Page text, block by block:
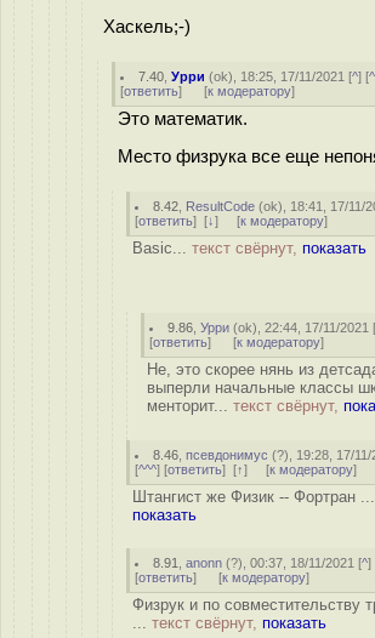
Хаскель;-)
7.40 ,Урри (ok), 18:25, 17/11/2021 [^] [
[ответить] [к модератору]
Это математик.
Место физрука все еще
8.42 ResultCode (ok), 18:41, 17/11/
[ответить] [↓] [к модератору]
Basic... текст свёрнут, показать
9.86 ,Урри (ok), 22:44, 17/11/2021
[ответить] [к модератору]
Не, это скорее нянь из
выперли начальные классы
менторит... текст свёрнут,
8.46 ,псевдонимус (?), 19:28, 17/11/
[^^^] [ответить] [↑] [к модератору]
Штангист же Физик -- Фортран ...
показать
8.91 ,anonn (?), 00:37, 18/11/2021 [^]
[ответить] [к модератору]
Физрук и по совместительству
... текст свёрнут, показать